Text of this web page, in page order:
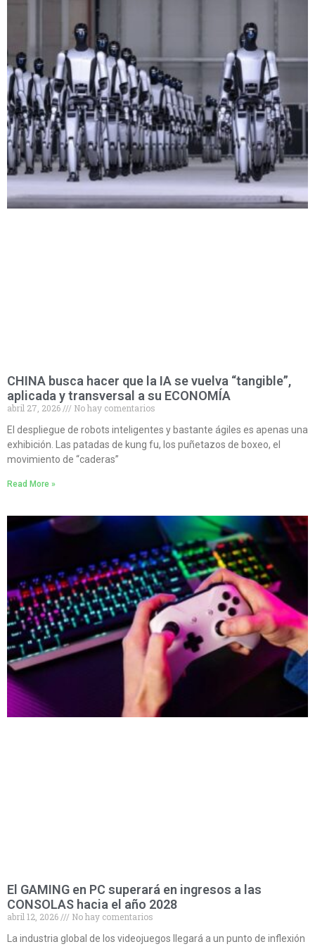
CHINA busca hacer que la IA se vuelva “tangible”,
aplicada y transversal a su ECONOMÍA
abril 27, 2026
No hay comentarios
El despliegue de robots inteligentes y bastante ágiles es apenas una
exhibición. Las patadas de kung fu, los puñetazos de boxeo, el
movimiento de “caderas”
Read More »
El GAMING en PC superará en ingresos a las
CONSOLAS hacia el año 2028
abril 12, 2026
No hay comentarios
La industria global de los videojuegos llegará a un punto de inflexión